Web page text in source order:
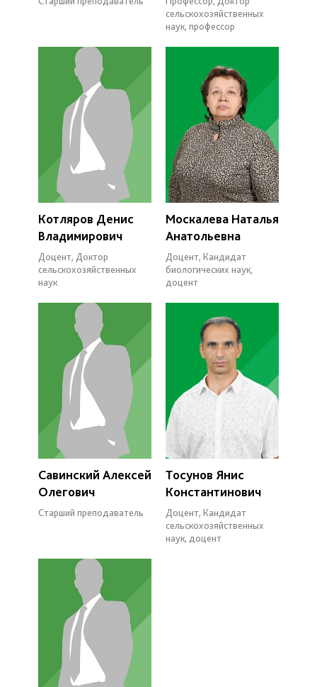
сельскохозяйственных
наук, профессор
Котляров Денис
Владимирович
Доцент, Доктор
сельскохозяйственных
наук
Москалева Наталья
Анатольевна
Доцент, Кандидат
биологических наук,
доцент
Савинский Алексей
Олегович
Старший преподаватель
Тосунов Янис
Константинович
Доцент, Кандидат
сельскохозяйственных
наук, доцент